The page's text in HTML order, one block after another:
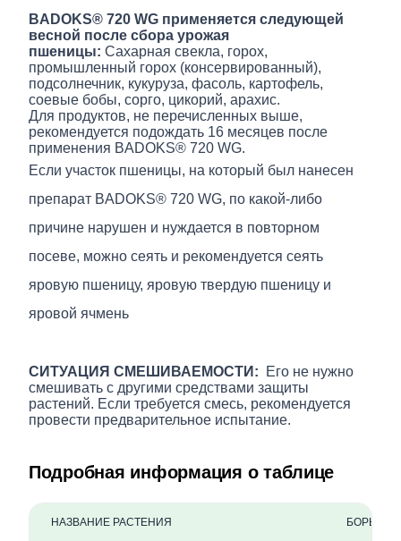
BADOKS® 720 WG применяется следующей
весной после сбора урожая
пшеницы: Сахарная свекла, горох,
промышленный горох (консервированный),
подсолнечник, кукуруза, фасоль, картофель,
соевые бобы, сорго, цикорий, арахис.
Для продуктов, не перечисленных выше,
рекомендуется подождать 16 месяцев после
применения BADOKS® 720 WG.
Если участок пшеницы, на который был нанесен
препарат BADOKS® 720 WG, по какой-либо
причине нарушен и нуждается в повторном
посеве, можно сеять и рекомендуется сеять
яровую пшеницу, яровую твердую пшеницу и
яровой ячмень
СИТУАЦИЯ СМЕШИВАЕМОСТИ:
Его не нужно
смешивать с другими средствами защиты
растений. Если требуется смесь, рекомендуется
провести предварительное испытание.
Подробная информация о таблице
НАЗВАНИЕ РАСТЕНИЯ БОРЬБА